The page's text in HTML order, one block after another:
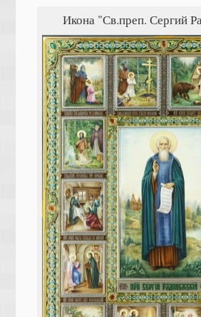
Икона "Св.преп. Сергий